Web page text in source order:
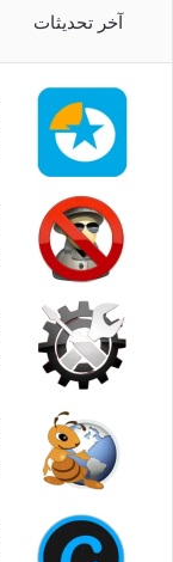
أدوات التطوير
آخر تحديثات